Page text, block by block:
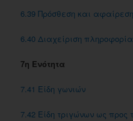
6.39 Πρόσθεση και
6.40 Διαχείριση
7η Ενότητα
7.41 Είδη γωνιών
7.42 Είδη τριγώνων ως προς